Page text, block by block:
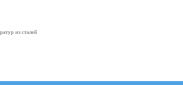
из сталей